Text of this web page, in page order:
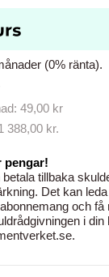
(0% ränta).
49,00 kr
388,00 kr.
pengar!
tillbaka
Det kan
och
i
.